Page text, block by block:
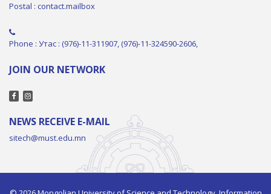
Postal : contact.mailbox
Phone : Утас : (976)-11-311907, (976)-11-324590-2606,
JOIN OUR NETWORK
NEWS RECEIVE E-MAIL
sitech@must.edu.mn